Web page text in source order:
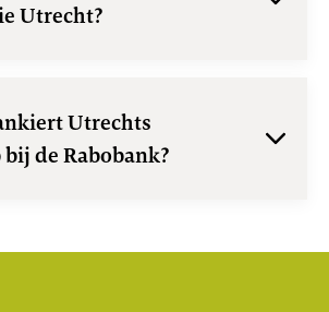
Utrecht?
Utrechts
de Rabobank?